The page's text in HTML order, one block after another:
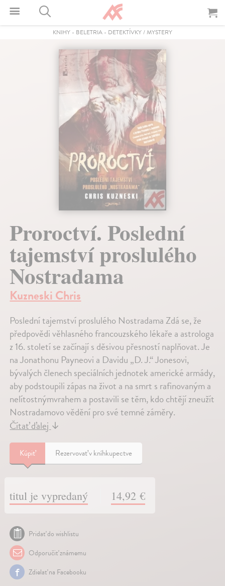
KNIHY - BELETRIA - DETEKTÍVKY / MYSTERY
Proroctví. Poslední
tajemství proslulého
Nostradama
Kuzneski Chris
Poslední tajemství proslulého Nostradama Zdá se, že
předpovědi věhlasného francouzského lékaře a astrologa
z 16. století se začínají s děsivou přesností naplňovat. Je
na Jonathonu Payneovi a Davidu „D. J.“ Jonesovi,
bývalých členech speciálních jednotek americké armády,
aby podstoupili zápas na život a na smrt s rafinovaným a
nelítostnýmvrahem a postavili se těm, kdo chtějí zneužít
Nostradamovo vědění pro své temné záměry.
Čítať ďalej↓
Kúpiť Rezervovať v kníhkupectve
titul je vypredaný 14,92 €
Pridať do wishlistu
Odporučiť známemu
Zdielať na Facebooku